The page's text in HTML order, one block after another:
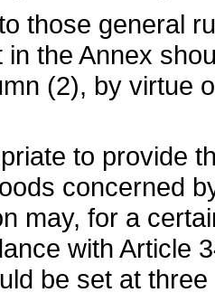
those general
in the Annex
(2), by virtue
to provide
concerned
may, for a
with Article
be set at